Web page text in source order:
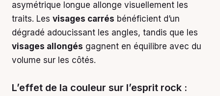
asymétrique longue allonge visuellement les
traits. Les visages carrés bénéficient d’un
dégradé adoucissant les angles, tandis que les
visages allongés gagnent en équilibre avec du
volume sur les côtés.
L’effet de la couleur sur l’esprit rock :